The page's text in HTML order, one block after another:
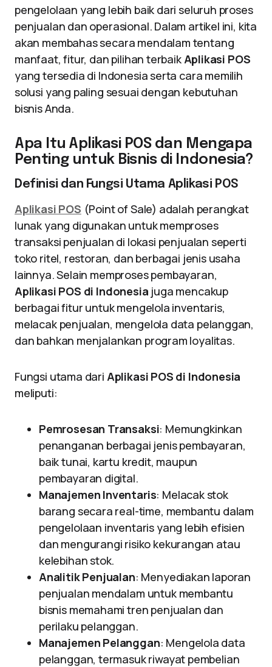
pengelolaan yang lebih baik dari seluruh proses
penjualan dan operasional. Dalam artikel ini, kita
akan membahas secara mendalam tentang
manfaat, fitur, dan pilihan terbaikAplikasi POS
yang tersedia di Indonesia serta cara memilih
solusi yang paling sesuai dengan kebutuhan
bisnis Anda.
Apa Itu Aplikasi POS dan Mengapa
Penting untuk Bisnis di Indonesia?
Definisi dan Fungsi Utama Aplikasi POS
Aplikasi POS (Point of Sale) adalah perangkat
lunak yang digunakan untuk memproses
transaksi penjualan di lokasi penjualan seperti
toko ritel, restoran, dan berbagai jenis usaha
lainnya. Selain memproses pembayaran,
Aplikasi POS di Indonesia juga mencakup
berbagai fitur untuk mengelola inventaris,
melacak penjualan, mengelola data pelanggan,
dan bahkan menjalankan program loyalitas.
Fungsi utama dari Aplikasi POS di Indonesia
meliputi:
Pemrosesan Transaksi: Memungkinkan
penanganan berbagai jenis pembayaran,
baik tunai, kartu kredit, maupun
pembayaran digital.
Manajemen Inventaris: Melacak stok
barang secara real-time, membantu dalam
pengelolaan inventaris yang lebih efisien
dan mengurangi risiko kekurangan atau
kelebihan stok.
Analitik Penjualan: Menyediakan laporan
penjualan mendalam untuk membantu
bisnis memahami tren penjualan dan
perilaku pelanggan.
Manajemen Pelanggan: Mengelola data
pelanggan, termasuk riwayat pembelian